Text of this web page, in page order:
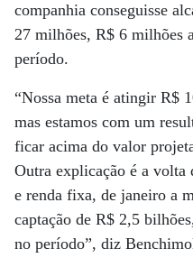
companhia conseguisse
27 milhões, R$ 6 milhões
período.
“Nossa meta é atingir R$
mas estamos com um
ficar acima do valor
Outra explicação é a volta
e renda fixa, de janeiro a
captação de R$ 2,5
no período”, diz